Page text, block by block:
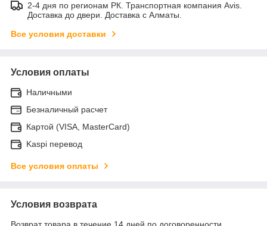
2-4 дня по регионам РК. Транспортная компания Avis.
Доставка до двери. Доставка с Алматы.
Все условия доставки
Условия оплаты
Наличными
Безналичный расчет
Картой (VISA, MasterCard)
Kaspi перевод
Все условия оплаты
Условия возврата